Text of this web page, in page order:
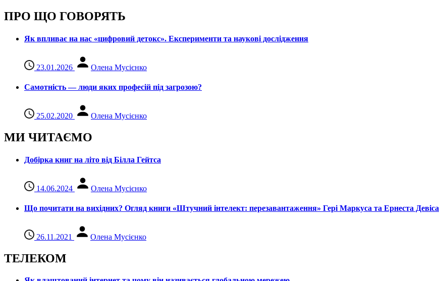
ПРО ЩО ГОВОРЯТЬ
Як впливає на нас «цифровий детокс». Експерименти та наукові дослідження
23.01.2026 Олена Мусієнко
Самотність — люди яких професій під загрозою?
25.02.2020 Олена Мусієнко
МИ ЧИТАЄМО
Добірка книг на літо від Білла Гейтса
14.06.2024 Олена Мусієнко
Що почитати на вихідних? Огляд книги «Штучний інтелект: перезавантаження» Гері Маркуса та Ернеста Девіса
26.11.2021 Олена Мусієнко
ТЕЛЕКОМ